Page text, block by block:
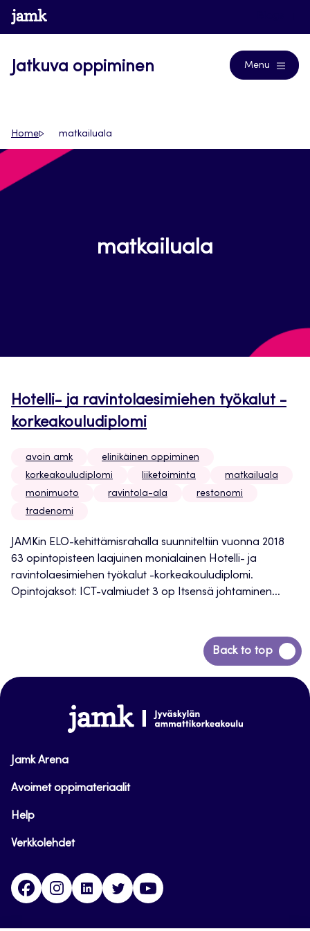
Siirry
suoraan
www.jamk.fi
Jatkuva oppiminen Menu
Home matkailuala
matkailuala
Hotelli- ja ravintolaesimiehen työkalut -
korkeakouludiplomi
avoin amk
elinikäinen oppiminen
korkeakouludiplomi
liiketoiminta
matkailuala
monimuoto
ravintola-ala
restonomi
tradenomi
JAMKin ELO-kehittämisrahalla suunniteltiin vuonna 2018
63 opintopisteen laajuinen monialainen Hotelli- ja
ravintolaesimiehen työkalut -korkeakouludiplomi.
Opintojaksot: ICT-valmiudet 3 op Itsensä johtaminen...
Back to top
Siirry
takaisin
www.jamk.fi
Jamk Arena
Avoimet oppimateriaalit
Help
Verkkolehdet
FacebookInstagramLinkedinTwitter